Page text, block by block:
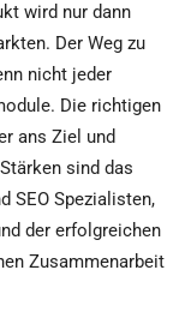
wird nur dann
Der Weg zu
nicht jeder
Die richtigen
ans Ziel und
sind das
SEO Spezialisten,
der erfolgreichen
Zusammenarbeit